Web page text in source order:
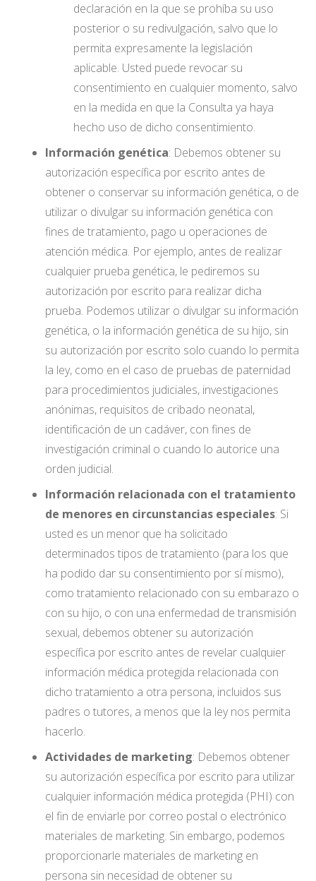
declaración en la que se prohíba su uso
posterior o su redivulgación, salvo que lo
permita expresamente la legislación
aplicable. Usted puede revocar su
consentimiento en cualquier momento, salvo
en la medida en que la Consulta ya haya
hecho uso de dicho consentimiento.
Información genética: Debemos obtener su
autorización específica por escrito antes de
obtener o conservar su información genética, o de
utilizar o divulgar su información genética con
fines de tratamiento, pago u operaciones de
atención médica. Por ejemplo, antes de realizar
cualquier prueba genética, le pediremos su
autorización por escrito para realizar dicha
prueba. Podemos utilizar o divulgar su información
genética, o la información genética de su hijo, sin
su autorización por escrito solo cuando lo permita
la ley, como en el caso de pruebas de paternidad
para procedimientos judiciales, investigaciones
anónimas, requisitos de cribado neonatal,
identificación de un cadáver, con fines de
investigación criminal o cuando lo autorice una
orden judicial.
Información relacionada con el tratamiento
de menores en circunstancias especiales: Si
usted es un menor que ha solicitado
determinados tipos de tratamiento (para los que
ha podido dar su consentimiento por sí mismo),
como tratamiento relacionado con su embarazo o
con su hijo, o con una enfermedad de transmisión
sexual, debemos obtener su autorización
específica por escrito antes de revelar cualquier
información médica protegida relacionada con
dicho tratamiento a otra persona, incluidos sus
padres o tutores, a menos que la ley nos permita
hacerlo.
Actividades de marketing: Debemos obtener
su autorización específica por escrito para utilizar
cualquier información médica protegida (PHI) con
el fin de enviarle por correo postal o electrónico
materiales de marketing. Sin embargo, podemos
proporcionarle materiales de marketing en
persona sin necesidad de obtener su